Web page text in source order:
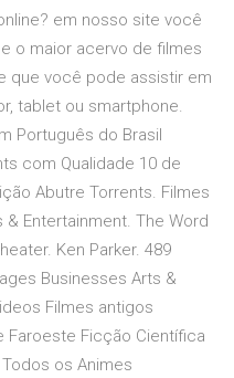
em nosso site você
o maior acervo de filmes
que você pode assistir em
tablet ou smartphone.
Português do Brasil
com Qualidade 10 de
Abutre Torrents. Filmes
& Entertainment. The Word
Ken Parker. 489
Businesses Arts &
Filmes antigos
Ficção Científica
os Animes